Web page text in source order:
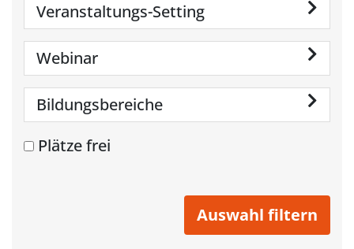
Veranstaltungs-Setting
Webinar
Bildungsbereiche
Plätze frei